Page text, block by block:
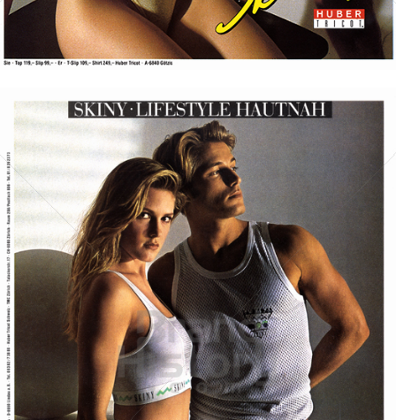
Bild-ID: 19695
Skiny Skiny Bodywear GmbH 1989